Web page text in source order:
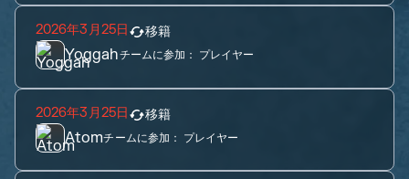
2026年3月25日 移籍
Yoggahチームに参加： プレイヤー
2026年3月25日 移籍
Atomチームに参加： プレイヤー